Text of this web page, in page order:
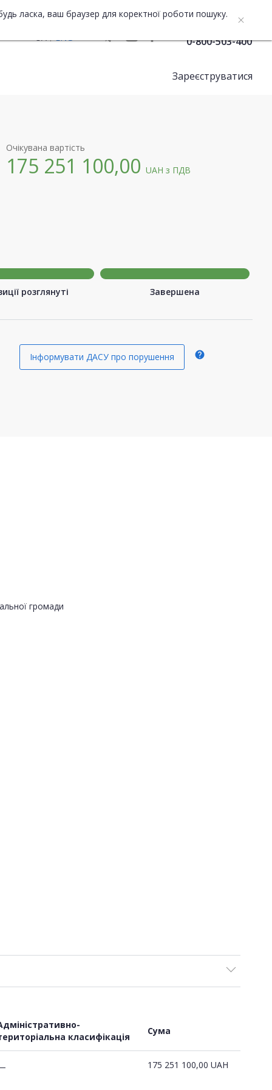
ласка, ваш браузер для коректної роботи пошуку.
UA ENG 0-800-503-400
Зареєструватися
Очікувана вартість
175 251 100,00UAHз ПДВ
розглянуті Завершена
Інформувати ДАСУ про порушення help
громади
класифікація
Сума
175 251 100,00 UAH